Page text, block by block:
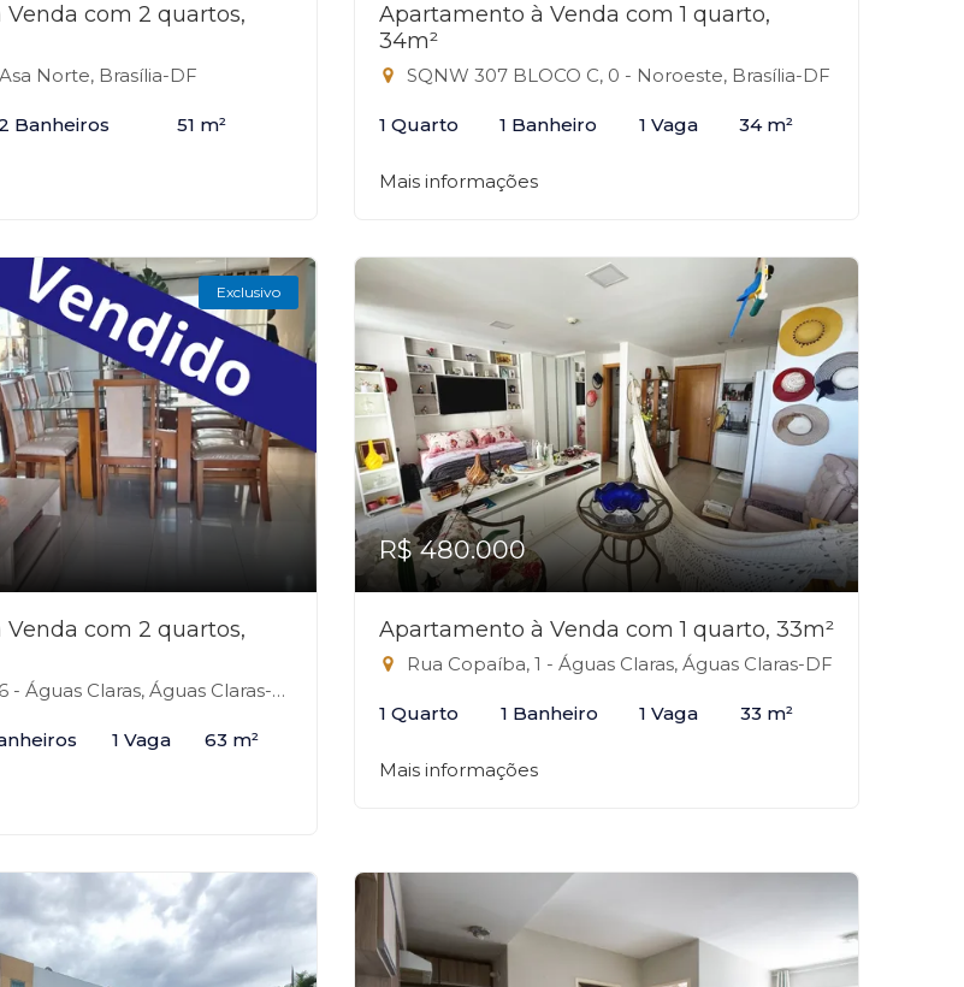
com 2 quartos,
Norte, Brasília-DF
Banheiros 51 m²
Apartamento à Venda com 1 quarto,
34m²
SQNW 307 BLOCO C, 0 - Noroeste, Brasília-DF
1 Quarto 1 Banheiro 1 Vaga 34 m²
Mais informações
Exclusivo
com 2 quartos,
Águas Claras, Águas Claras-DF
1 Vaga 63 m²
R$ 480.000
Apartamento à Venda com 1 quarto, 33m²
Rua Copaíba, 1 - Águas Claras, Águas Claras-DF
1 Quarto 1 Banheiro 1 Vaga 33 m²
Mais informações